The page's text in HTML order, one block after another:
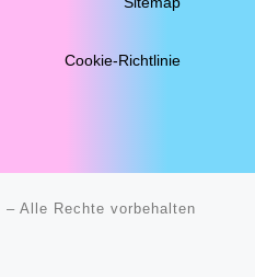
Cookie-Richtlinie
– Alle Rechte vorbehalten